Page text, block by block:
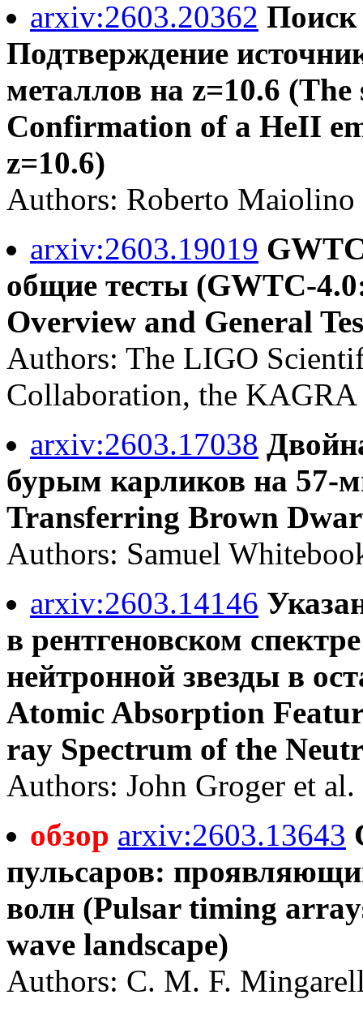
arxiv:2603.20362 Поиск
Подтверждение
металлов на z=10.6
Confirmation of a HeII
z=10.6)
Authors: Roberto Maiolino
arxiv:2603.19019
общие тесты (GWTC-
Overview and General
Authors: The LIGO
Collaboration, the
arxiv:2603.17038
бурым карликов на 57-
Transferring Brown
Authors: Samuel
arxiv:2603.14146
в рентгеновском
нейтронной звезды в
Atomic Absorption
ray Spectrum of the
Authors: John Groger et al.
обзор arxiv:2603.13643
пульсаров:
волн (Pulsar timing
wave landscape)
Authors: C. M. F.